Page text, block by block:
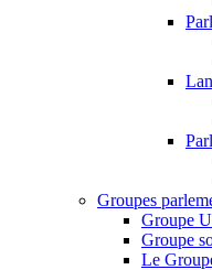
Groupes
Groupe
Groupe
Le